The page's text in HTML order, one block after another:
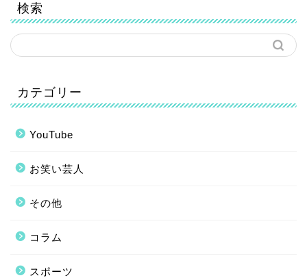
検索
カテゴリー
YouTube
お笑い芸人
その他
コラム
スポーツ